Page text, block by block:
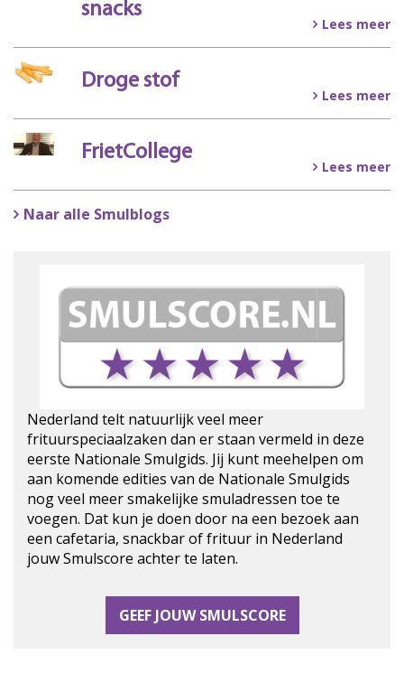
snacks
Lees meer
Droge stof
Lees meer
FrietCollege
Lees meer
Naar alle Smulblogs
Nederland telt natuurlijk veel meer
frituurspeciaalzaken dan er staan vermeld in deze
eerste Nationale Smulgids. Jij kunt meehelpen om
aan komende edities van de Nationale Smulgids
nog veel meer smakelijke smuladressen toe te
voegen. Dat kun je doen door na een bezoek aan
een cafetaria, snackbar of frituur in Nederland
jouw Smulscore achter te laten.
GEEF JOUW SMULSCORE